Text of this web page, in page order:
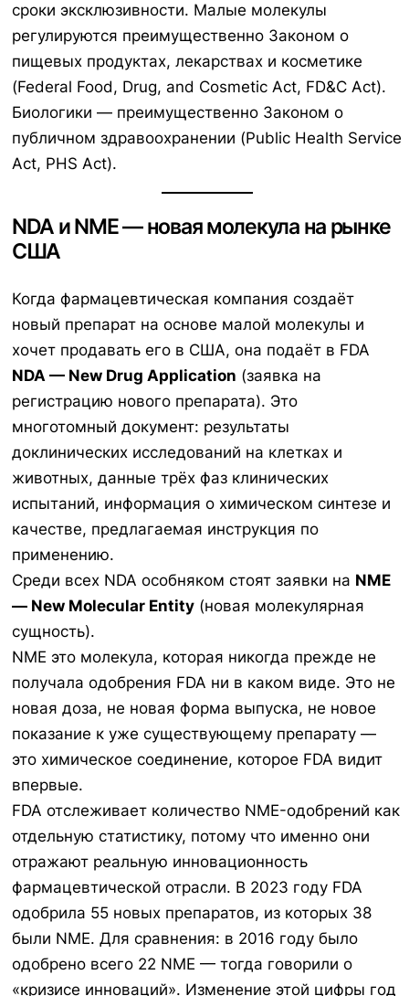
сроки эксклюзивности. Малые молекулы
регулируются преимущественно Законом о
пищевых продуктах, лекарствах и косметике
(Federal Food, Drug, and Cosmetic Act, FD&C Act).
Биологики — преимущественно Законом о
публичном здравоохранении (Public Health Service
Act, PHS Act).
NDA и NME — новая молекула на рынке
США
Когда фармацевтическая компания создаёт
новый препарат на основе малой молекулы и
хочет продавать его в США, она подаёт в FDA
NDA — New Drug Application (заявка на
регистрацию нового препарата). Это
многотомный документ: результаты
доклинических исследований на клетках и
животных, данные трёх фаз клинических
испытаний, информация о химическом синтезе и
качестве, предлагаемая инструкция по
применению.
Среди всех NDA особняком стоят заявки на NME
— New Molecular Entity (новая молекулярная
сущность).
NME это молекула, которая никогда прежде не
получала одобрения FDA ни в каком виде. Это не
новая доза, не новая форма выпуска, не новое
показание к уже существующему препарату —
это химическое соединение, которое FDA видит
впервые.
FDA отслеживает количество NME-одобрений как
отдельную статистику, потому что именно они
отражают реальную инновационность
фармацевтической отрасли. В 2023 году FDA
одобрила 55 новых препаратов, из которых 38
были NME. Для сравнения: в 2016 году было
одобрено всего 22 NME — тогда говорили о
«кризисе инноваций». Изменение этой цифры год